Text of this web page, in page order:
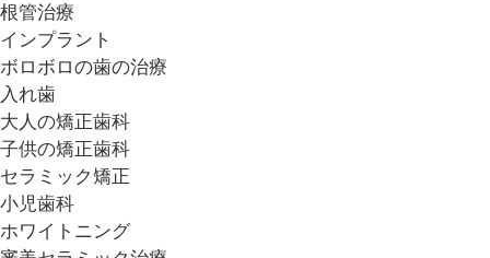
根管治療
インプラント
ボロボロの歯の治療
入れ歯
大人の矯正歯科
子供の矯正歯科
セラミック矯正
小児歯科
ホワイトニング